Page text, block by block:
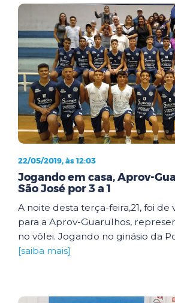
22/05/2019, às 12:03
Jogando em casa, Aprov-
São José por 3 a 1
A noite desta terça-feira,21, foi de
para a Aprov-Guarulhos,
no vôlei. Jogando no ginásio da
[saiba mais]